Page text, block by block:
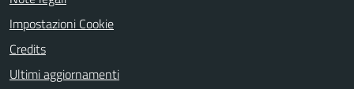
Impostazioni Cookie
Credits
Ultimi aggiornamenti